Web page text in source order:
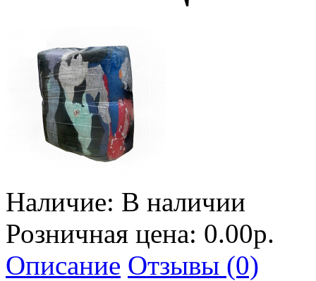
Наличие: В наличии
Розничная цена: 0.00р.
Описание Отзывы (0)